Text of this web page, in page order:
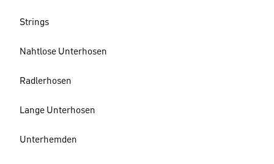
Strings
Nahtlose Unterhosen
Radlerhosen
Lange Unterhosen
Unterhemden